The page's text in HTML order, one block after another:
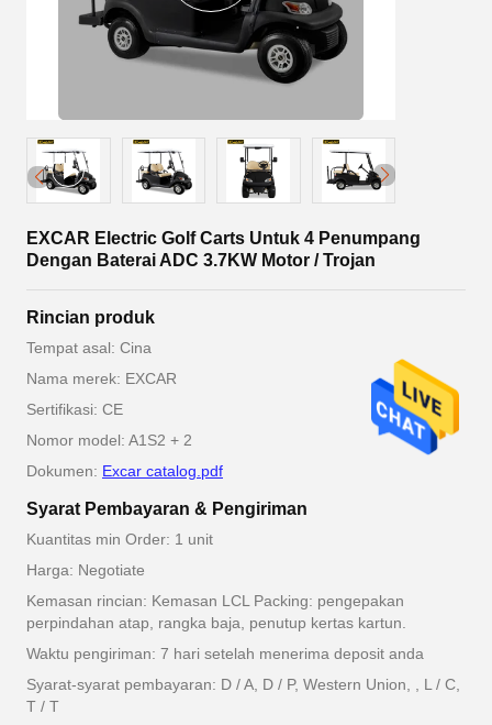
EXCAR Electric Golf Carts Untuk 4 Penumpang
Dengan Baterai ADC 3.7KW Motor / Trojan
Rincian produk
Tempat asal: Cina
Nama merek: EXCAR
Sertifikasi: CE
Nomor model: A1S2 + 2
Dokumen: Excar catalog.pdf
Syarat Pembayaran & Pengiriman
Kuantitas min Order: 1 unit
Harga: Negotiate
Kemasan rincian: Kemasan LCL Packing: pengepakan
perpindahan atap, rangka baja, penutup kertas kartun.
Waktu pengiriman: 7 hari setelah menerima deposit anda
Syarat-syarat pembayaran: D / A, D / P, Western Union, , L / C,
T / T